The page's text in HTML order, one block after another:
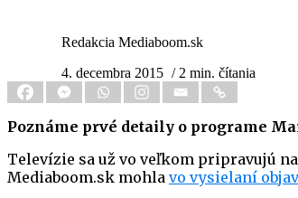
Redakcia Mediaboom.sk
4. decembra 2015 / 2 min. čítania
Poznáme prvé detaily o programe
Televízie sa už vo veľkom pripravujú
Mediaboom.sk mohla vo vysielaní